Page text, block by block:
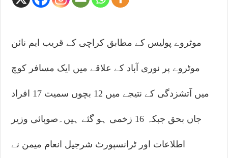
موٹروے پولیس کے مطابق کراچی کے قریب ایم نائن
موٹروے پر نوری آباد کے علاقے میں ایک مسافر کوچ
میں آتشزدگی کے نتیجے میں 12 بچوں سمیت 17 افراد
جاں بحق جبکہ 16 زخمی ہو گئے ہیں۔صوبائی وزیر
اطلاعات اور ٹرانسپورٹ شرجیل انعام میمن نے